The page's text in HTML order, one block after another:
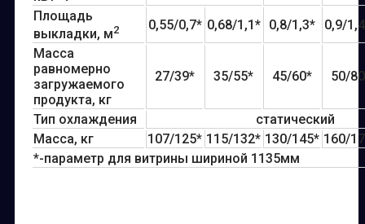
Площадь
выкладки, м2 0,55/0,7* 0,68/1,1* 0,8/1,3*
0,9/
Масса
равномерно
загружаемого
продукта, кг
27/39* 35/55* 45/60* 50/
Тип охлаждения
статический
Масса, кг
107/125* 115/132* 130/145* 160/
*-параметр для витрины шириной 1135мм